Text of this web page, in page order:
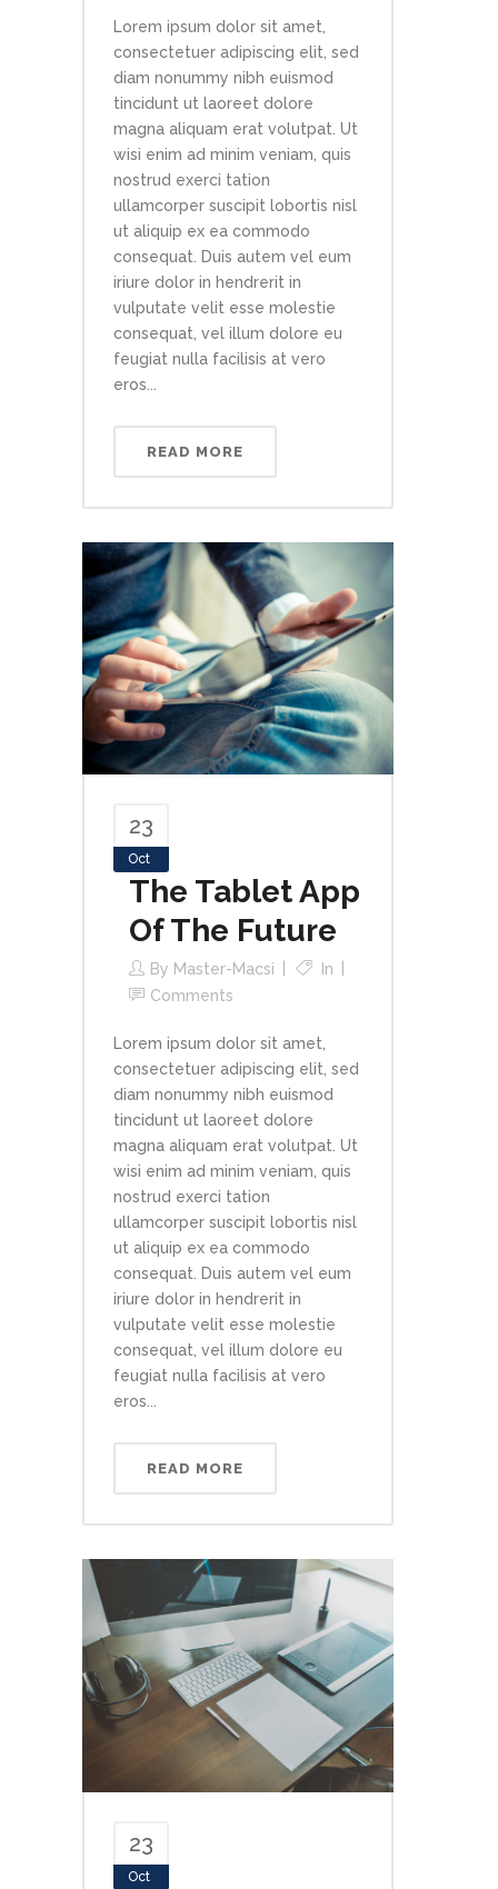
Lorem ipsum dolor sit amet,
consectetuer adipiscing elit, sed
diam nonummy nibh euismod
tincidunt ut laoreet dolore
magna aliquam erat volutpat. Ut
wisi enim ad minim veniam, quis
nostrud exerci tation
ullamcorper suscipit lobortis nisl
ut aliquip ex ea commodo
consequat. Duis autem vel eum
iriure dolor in hendrerit in
vulputate velit esse molestie
consequat, vel illum dolore eu
feugiat nulla facilisis at vero
eros...
READ MORE
23
Oct
The Tablet App
Of The Future
By Master-Macsi
In
Comments
Lorem ipsum dolor sit amet,
consectetuer adipiscing elit, sed
diam nonummy nibh euismod
tincidunt ut laoreet dolore
magna aliquam erat volutpat. Ut
wisi enim ad minim veniam, quis
nostrud exerci tation
ullamcorper suscipit lobortis nisl
ut aliquip ex ea commodo
consequat. Duis autem vel eum
iriure dolor in hendrerit in
vulputate velit esse molestie
consequat, vel illum dolore eu
feugiat nulla facilisis at vero
eros...
READ MORE
23
Oct